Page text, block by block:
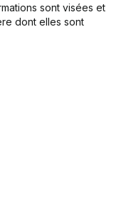
sont visées et
dont elles sont